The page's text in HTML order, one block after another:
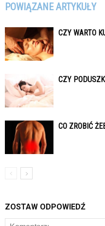
POWIĄZANE ARTYKUŁY
CZY WARTO
CZY
CO ZROBIĆ
ZOSTAW ODPOWIEDŹ